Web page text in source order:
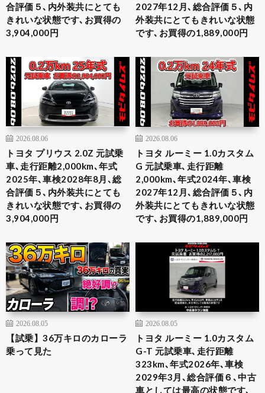
合評価５､内外装共にとても
きれいな状態です､お買得の
3,904,000円
2027年12月､総合評価５､内
外装共にとてもきれいな状態
です､お買得の1,889,000円
2026.08.06
トヨタ プリウス 2.0Z 元試乗
車､走行距離2,000km､年式
2025年､車検2028年8月､総
合評価５､内外装共にとても
きれいな状態です､お買得の
3,904,000円
2026.08.06
トヨタ ルーミー 1.0カスタム
G 元試乗車､走行距離
2,000km､年式2024年､車検
2027年12月､総合評価５､内
外装共にとてもきれいな状態
です､お買得の1,889,000円
2026.08.05
【試乗】36万キロのカローラ
乗って見た
2026.08.05
トヨタ ルーミー 1.0カスタム
G-T 元試乗車､走行距離
323km､年式2026年､車検
2029年3月､総合評価６､中古
車としては最高の状態です､